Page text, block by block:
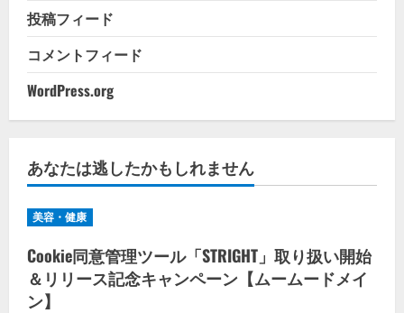
投稿フィード
コメントフィード
WordPress.org
あなたは逃したかもしれません
美容・健康
Cookie同意管理ツール「STRIGHT」取り扱い開始
＆リリース記念キャンペーン【ムームードメイ
ン】